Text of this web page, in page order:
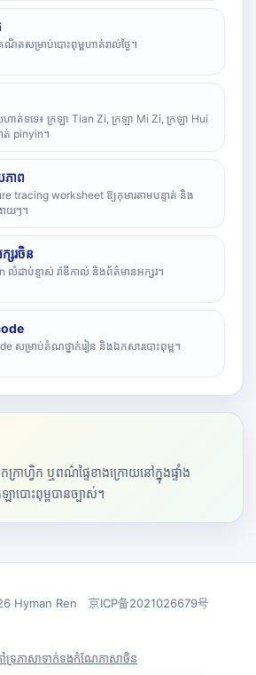
តសម្រាប់បោះពុម្ពហាត់រាល់ថ្ងៃ។
ហាត់ទទេ៖ ក្រឡា Tian Zi, ក្រឡា Mi Zi, ក្រឡា Hui
ត់ pinyin។
ភាព
tracing worksheet ឱ្យកុមារតាមបន្ទាត់ និង
ាយៗ។
សរចិន
លំដាប់ខ្ទាស់ រ៉ាឌីកាល់ និងព័ត៌មានអក្សរ។
សម្រាប់តំណថ្នាក់រៀន និងឯកសារបោះពុម្ព។
រាហ្វិក ឬពណ៌ផ្ទៃខាងក្រោយនៅក្នុងផ្ទាំង
ឡាបោះពុម្ពបានច្បាស់។
Hyman Ren 京ICP备2021026679号
ទ្រភាសាទាក់ទងកំណែភាសាចិន